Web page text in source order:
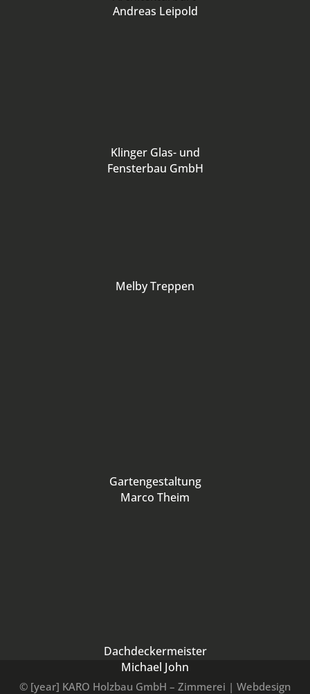
Andreas Leipold
Klinger Glas- und
Fensterbau GmbH
Melby Treppen
Gartengestaltung
Marco Theim
Dachdeckermeister
Michael John
© [year] KARO Holzbau GmbH – Zimmerei | Webdesign